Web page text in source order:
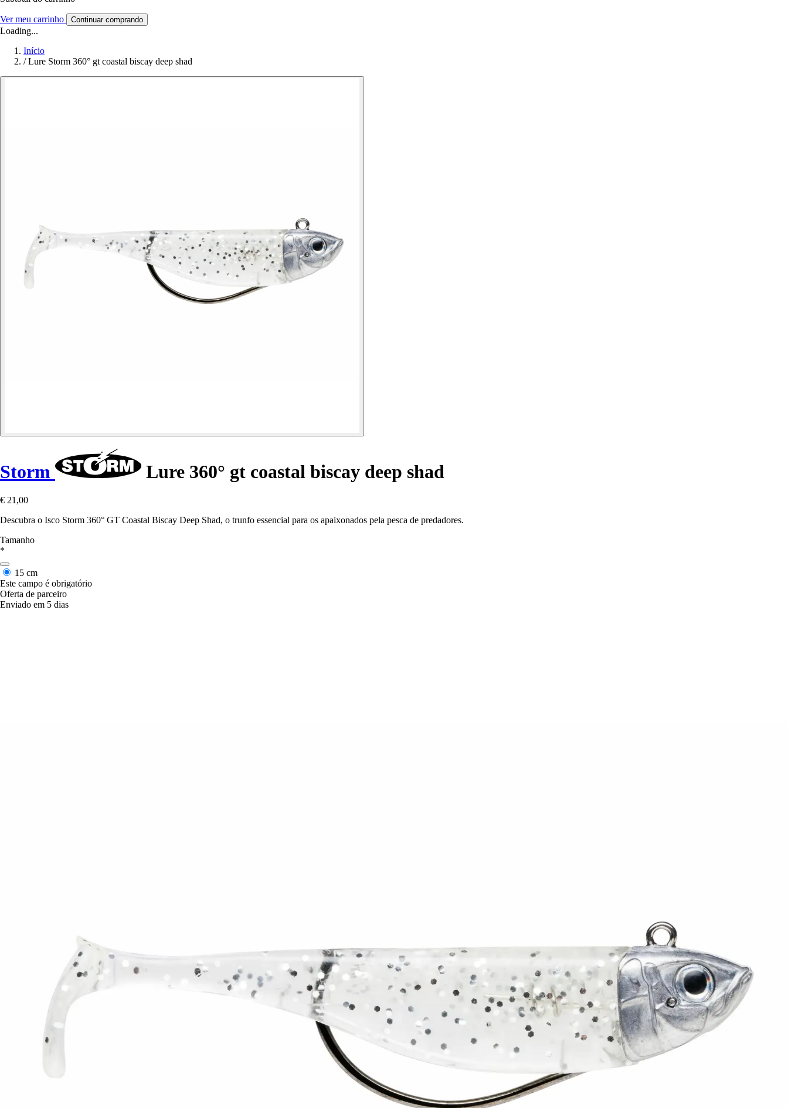
Ver meu carrinho Continuar comprando
Loading...
Início
/ Lure Storm 360° gt coastal biscay deep shad
Storm Lure 360° gt coastal biscay deep shad
€ 21,00
Descubra o Isco Storm 360° GT Coastal Biscay Deep Shad, o trunfo essencial para os apaixonados pela pesca de predadores.
Tamanho
*
15 cm
Este campo é obrigatório
Oferta de parceiro
Enviado em 5 dias